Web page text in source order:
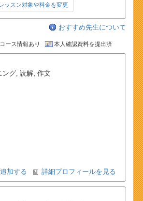
ッスン対象や料金を変更
おすすめ先生について
ース情報あり 本人確認資料を提出済
ング, 読解, 作文
加する 詳細プロフィールを見る